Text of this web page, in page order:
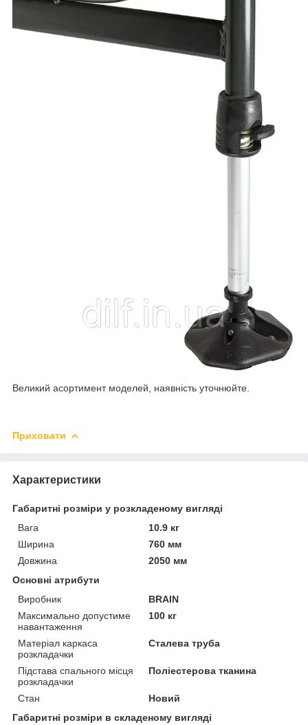
Великий асортимент моделей, наявність уточнюйте.
Приховати
Характеристики
Габаритні розміри у розкладеному вигляді
Вага
10.9 кг
Ширина
760 мм
Довжина
2050 мм
Основні атрибути
Виробник
BRAIN
Максимально допустиме
навантаження
100 кг
Матеріал каркаса
розкладачки
Сталева труба
Підстава спального місця
розкладачки
Поліестерова тканина
Стан
Новий
Габаритні розміри в складеному вигляді